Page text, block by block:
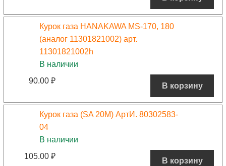
Курок газа HANAKAWA MS-170, 180
(аналог 11301821002) арт.
11301821002h
В наличии
90.00 ₽
В корзину
Курок газа (SA 20M) АртИ. 80302583-
04
В наличии
105.00 ₽
В корзину